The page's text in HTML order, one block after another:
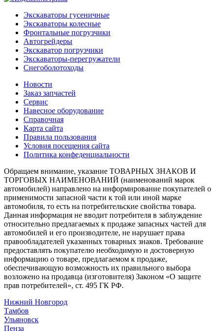
Экскаваторы гусеничные
Экскаваторы колесные
Фронтальные погрузчики
Автогрейдеры
Экскаватор погрузчики
Экскаваторы-перегружатели
Снегоболотоходы
Новости
Заказ запчастей
Сервис
Навесное оборудование
Справочная
Карта сайта
Правила пользования
Условия посещения сайта
Политика конфеденциальности
Обращаем внимание, указание ТОВАРНЫХ ЗНАКОВ И
ТОРГОВЫХ НАИМЕНОВАНИЙ (наименований марок
автомобилей) направлено на информирование покупателей о
применимости запасной части к той или иной марке
автомобиля, то есть на потребительские свойства товара.
Данная информация не вводит потребителя в заблуждение
относительно предлагаемых к продаже запасных частей для
автомобилей и его производителе, не нарушает права
правообладателей указанных товарных знаков. Требование
предоставлять покупателю необходимую и достоверную
информацию о товаре, предлагаемом к продаже,
обеспечивающую возможность их правильного выбора
возложено на продавца (изготовителя) Законом «О защите
прав потребителей», ст. 495 ГК РФ.
Нижний Новгород
Тамбов
Ульяновск
Пенза